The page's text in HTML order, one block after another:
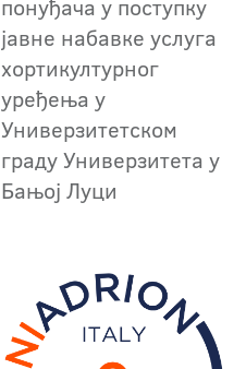
понуђача у поступку
јавне набавке услуга
хортикултурног
уређења у
Универзитетском
граду Универзитета у
Бањој Луци